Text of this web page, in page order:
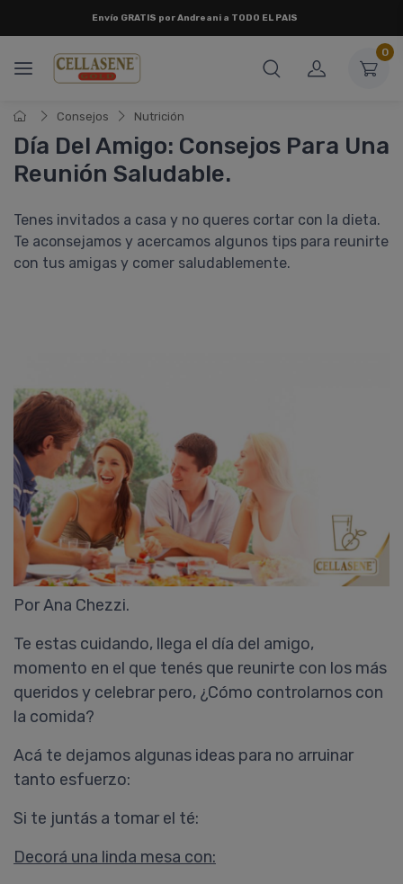
Envío GRATIS por Andreani a TODO EL PAIS
0
Consejos Nutrición
Día Del Amigo: Consejos Para Una
Reunión Saludable.
Tenes invitados a casa y no queres cortar con la dieta.
Te aconsejamos y acercamos algunos tips para reunirte
con tus amigas y comer saludablemente.
Por Ana Chezzi.
Te estas cuidando, llega el día del amigo,
momento en el que tenés que reunirte con los más
queridos y celebrar pero, ¿Cómo controlarnos con
la comida?
Acá te dejamos algunas ideas para no arruinar
tanto esfuerzo:
Si te juntás a tomar el té:
Decorá una linda mesa con: